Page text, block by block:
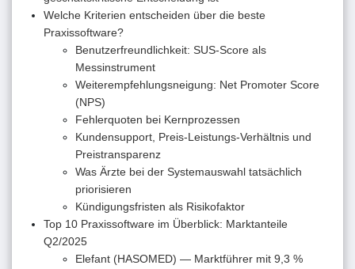
Welche Kriterien entscheiden über die beste
Praxissoftware?
Benutzerfreundlichkeit: SUS-Score als
Messinstrument
Weiterempfehlungsneigung: Net Promoter Score
(NPS)
Fehlerquoten bei Kernprozessen
Kundensupport, Preis-Leistungs-Verhältnis und
Preistransparenz
Was Ärzte bei der Systemauswahl tatsächlich
priorisieren
Kündigungsfristen als Risikofaktor
Top 10 Praxissoftware im Überblick: Marktanteile
Q2/2025
Elefant (HASOMED) — Marktführer mit 9,3 %